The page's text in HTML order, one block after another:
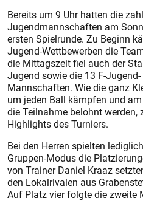
Bereits um 9 Uhr hatten die
Jugendmannschaften am
ersten Spielrunde. Zu Beginn
Jugend-Wettbewerben die
die Mittagszeit fiel auch der
Jugend sowie die 13 F-
Mannschaften. Wie die ganz
um jeden Ball kämpfen und
die Teilnahme belohnt
Highlights des Turniers.
Bei den Herren spielten
Gruppen-Modus die
von Trainer Daniel Kraaz
den Lokalrivalen aus
Auf Platz vier folgte die zweite